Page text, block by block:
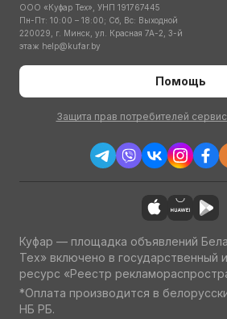
ООО «Куфар Тех», УНП 191767445
Пн-Пт: 10:00 – 18:00; Сб, Вс: Выходной
220029, г. Минск, ул. Красная 7А-2, 3-й
этаж help@kufar.by
Помощь
Защита прав потребителей
Куфар — площадка объявлений
Тех» включено в государственный
ресурс «Реестр
*Оплата производится в
НБ РБ.